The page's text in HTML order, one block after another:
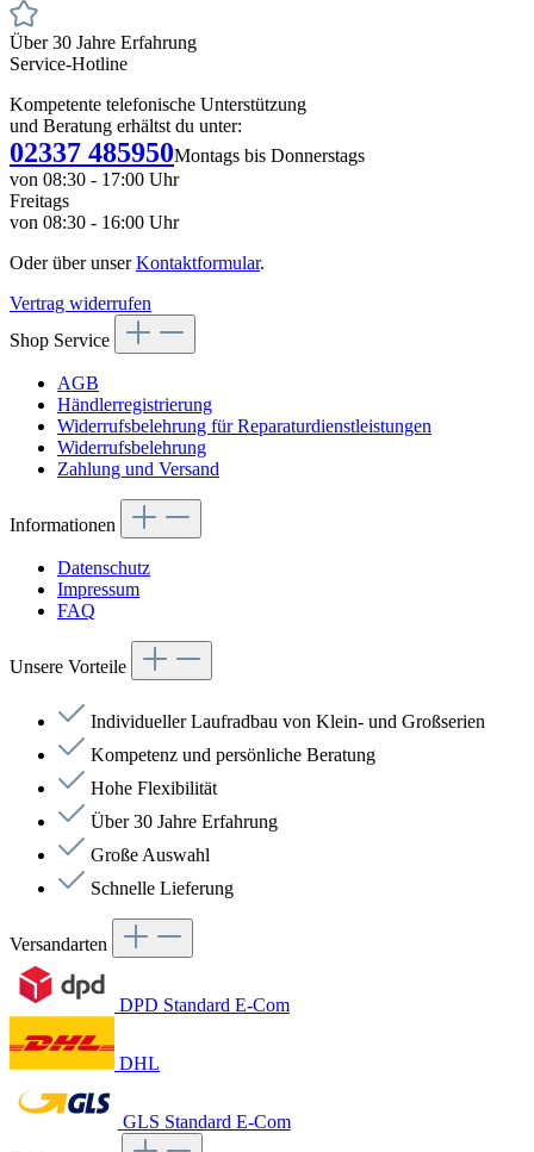
Über 30 Jahre Erfahrung
Service-Hotline
Kompetente telefonische Unterstützung
und Beratung erhältst du unter:
02337 485950Montags bis Donnerstags
von 08:30 - 17:00 Uhr
Freitags
von 08:30 - 16:00 Uhr
Oder über unserKontaktformular.
Vertrag widerrufen
Shop Service
AGB
Händlerregistrierung
Widerrufsbelehrung für Reparaturdienstleistungen
Widerrufsbelehrung
Zahlung und Versand
Informationen
Datenschutz
Impressum
FAQ
Unsere Vorteile
Individueller Laufradbau von Klein- und Großserien
Kompetenz und persönliche Beratung
Hohe Flexibilität
Über 30 Jahre Erfahrung
Große Auswahl
Schnelle Lieferung
Versandarten
DPD Standard E-Com
DHL
GLS Standard E-Com